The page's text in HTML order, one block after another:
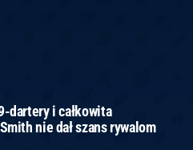
dartery i całkowita
nie dał szans rywalom